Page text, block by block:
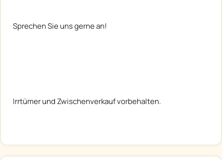
Sprechen Sie uns gerne an!
Irrtümer und Zwischenverkauf vorbehalten.